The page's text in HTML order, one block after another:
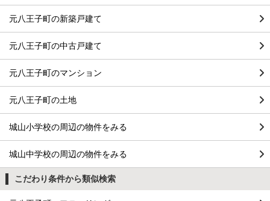
元八王子町の新築戸建て
元八王子町の中古戸建て
元八王子町のマンション
元八王子町の土地
城山小学校の周辺の物件をみる
城山中学校の周辺の物件をみる
こだわり条件から類似検索